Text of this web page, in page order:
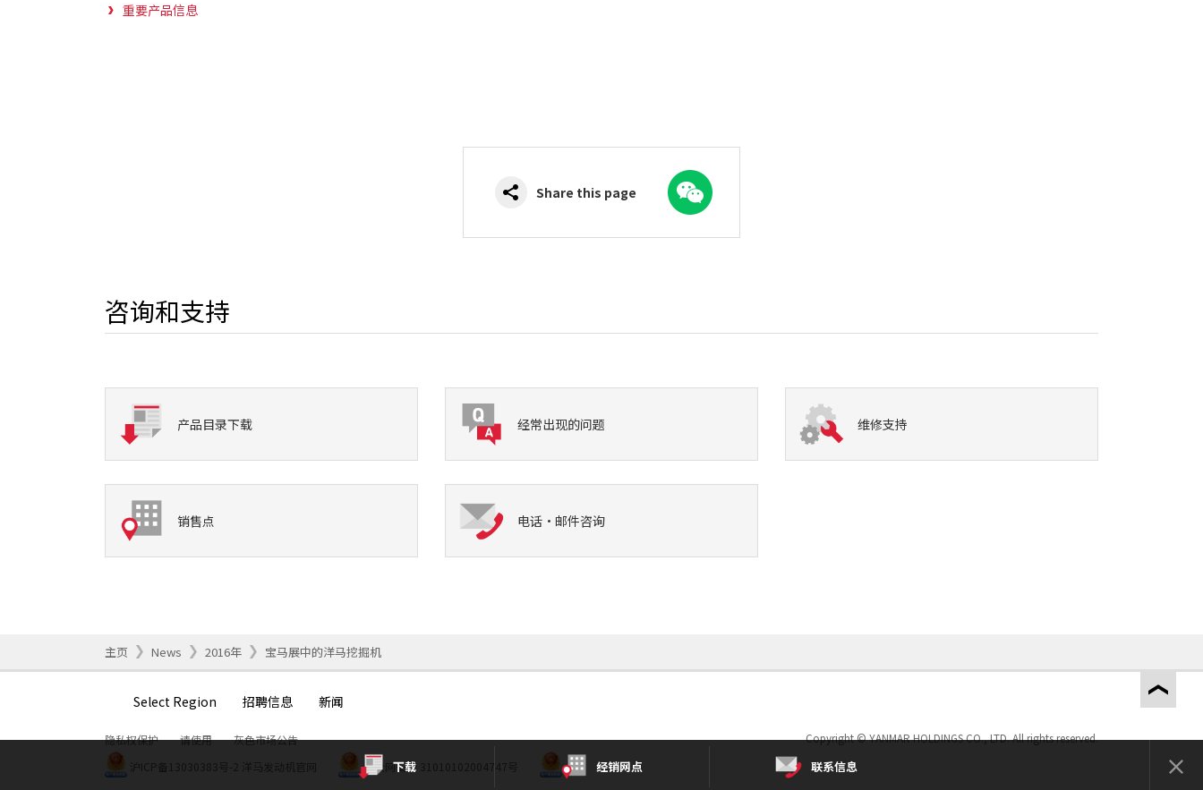
重要产品信息
下载 经销网点 联系信息
Share this page
WeChat
咨询和支持
产品目录下载 经常出现的问题 维修支持
销售点 电话·邮件咨询
主页 News 2016年 宝马展中的洋马挖掘机
Select Region 招聘信息 新闻
隐私权保护 请使用
灰色市场公告
沪公网安备 31010102004747号
Copyright © YANMAR HOLDINGS CO., LTD. All rights reserved.